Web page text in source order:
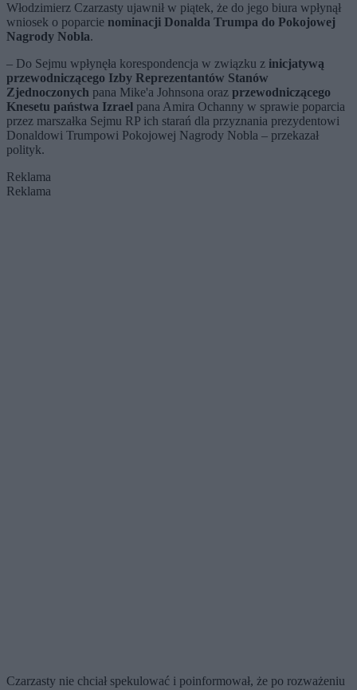
Włodzimierz Czarzasty ujawnił w piątek, że do jego biura wpłynął
wniosek o poparcie nominacji Donalda Trumpa do Pokojowej
Nagrody Nobla.
– Do Sejmu wpłynęła korespondencja w związku z inicjatywą
przewodniczącego Izby Reprezentantów Stanów
Zjednoczonych pana Mike'a Johnsona oraz przewodniczącego
Knesetu państwa Izrael pana Amira Ochanny w sprawie poparcia
przez marszałka Sejmu RP ich starań dla przyznania prezydentowi
Donaldowi Trumpowi Pokojowej Nagrody Nobla – przekazał
polityk.
Reklama
Reklama
Czarzasty nie chciał spekulować i poinformował, że po rozważeniu